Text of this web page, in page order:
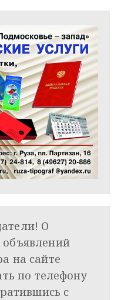
О
на сайте
по телефону
с